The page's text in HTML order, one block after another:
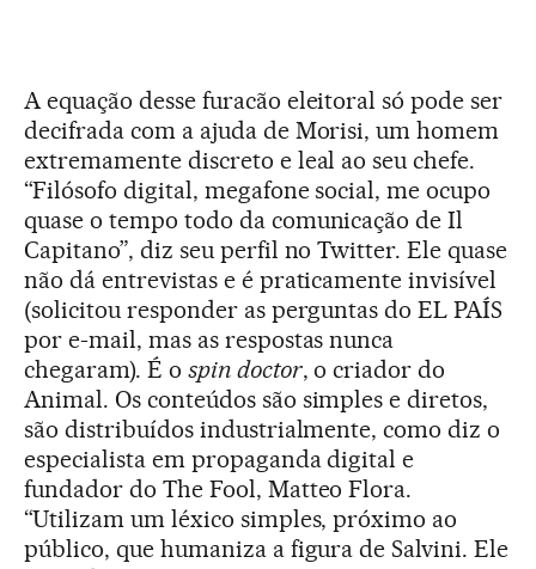
A equação desse furacão eleitoral só pode ser
decifrada com a ajuda de Morisi, um homem
extremamente discreto e leal ao seu chefe.
“Filósofo digital, megafone social, me ocupo
quase o tempo todo da comunicação de Il
Capitano”, diz seu perfil no Twitter. Ele quase
não dá entrevistas e é praticamente invisível
(solicitou responder as perguntas do EL PAÍS
por e-mail, mas as respostas nunca
chegaram). É o spin doctor, o criador do
Animal. Os conteúdos são simples e diretos,
são distribuídos industrialmente, como diz o
especialista em propaganda digital e
fundador do The Fool, Matteo Flora.
“Utilizam um léxico simples, próximo ao
público, que humaniza a figura de Salvini. Ele